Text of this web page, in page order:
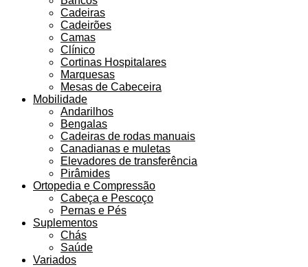
Cadeiras
Cadeirões
Camas
Clínico
Cortinas Hospitalares
Marquesas
Mesas de Cabeceira
Mobilidade
Andarilhos
Bengalas
Cadeiras de rodas manuais
Canadianas e muletas
Elevadores de transferência
Pirâmides
Ortopedia e Compressão
Cabeça e Pescoço
Pernas e Pés
Suplementos
Chás
Saúde
Variados